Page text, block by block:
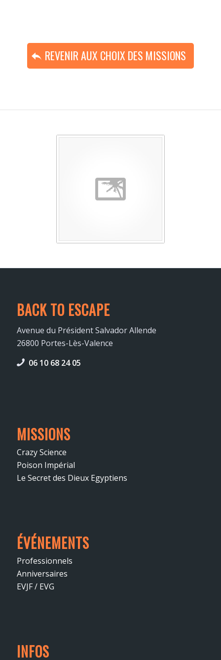
REVENIR AUX CHOIX DES MISSIONS
BACK TO ESCAPE
Avenue du Président Salvador Allende
26800 Portes-Lès-Valence
06 10 68 24 05
MISSIONS
Crazy Science
Poison Impérial
Le Secret des Dieux Egyptiens
ÉVÉNEMENTS
Professionnels
Anniversaires
EVJF / EVG
INFOS